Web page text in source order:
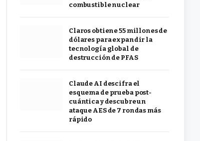
combustible nuclear
Claros obtiene 55 millones de
dólares para expandir la
tecnología global de
destrucción de PFAS
Claude AI descifra el
esquema de prueba post-
cuántica y descubre un
ataque AES de 7 rondas más
rápido